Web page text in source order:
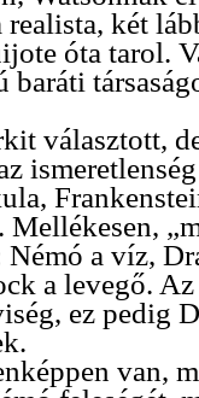
realista, két
óta tarol.
választott,
a víz,
a levegő.
ez pedig
van,